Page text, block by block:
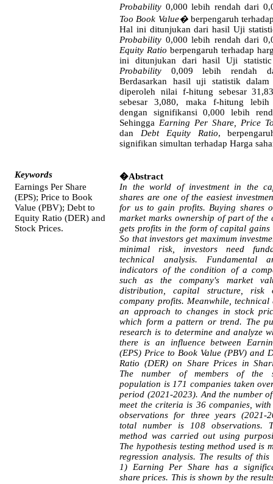
Probability 0,000lebih rendah dari
Too Book Value�berpengaruh
Hal ini ditunjukan dari hasil Uji
Probability 0,000lebih rendah dari
Equity Ratio berpengaruh terhadap
ini
ditunjukan dari hasil
Uji
Probability 0,009lebih rendah
Berdasarkan
hasil uji statistik
dalam
diperoleh
nilai f-hitung sebesar
sebesar 3,080, maka f-hitung
lebih
dengan
signifikansi 0,000lebih
Sehingga Earning Per Share, Price
dan Debt Equity Ratio,
signifikan simultan terhadap Harga
Keywords �Abstract
Earnings Per Share
(EPS); Price to Book
Value (PBV); Debt to
Equity Ratio (DER) and
Stock Prices.
In the world of investment in the
shares are one of the easiest
for us to gain profits. Buying shares
market marks ownership of part of the
gets profits in the form of capital gains
So that investors get maximum
minimal risk, investors need
technical analysis. Fundamental
indicators of the condition of a
such as the company's market
distribution, capital structure,
company profits. Meanwhile, technical
an approach to changes in stock
which form a pattern or trend. The
research is to determine and analyze
there is an influence between
(EPS) Price to Book Value (PBV) and
Ratio (DER) on Share Prices in
The number of members of the
population is 171 companies taken
period (2021-2023). And the number
meet the criteria is 36 companies,
observations for three years (2021-
total number is 108 observations.
method was carried out using
The hypothesis testing method used is
regression analysis. The results of this
1) Earning Per Share has a
share prices. This is shown by the